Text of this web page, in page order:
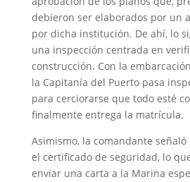
debieron ser elaborados por un
por dicha institución. De ahí, lo
una inspección centrada en
construcción. Con la
la Capitanía del Puerto pasa
para cerciorarse que todo esté
finalmente entrega la matrícula.
Asimismo, la comandante
el certificado de seguridad, lo
enviar una carta a la Marina